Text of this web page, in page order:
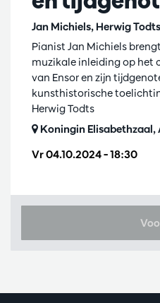
Jan Michiels, Herwig Todts
Vr 04.10.2024– 18:30
Pianist Jan Michiels
muzikale inleiding op het
van Ensor en zijn
kunsthistorische
Herwig Todts
Koningin Elisabethzaal,